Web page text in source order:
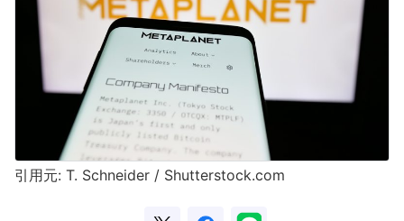
引用元: T. Schneider / Shutterstock.com